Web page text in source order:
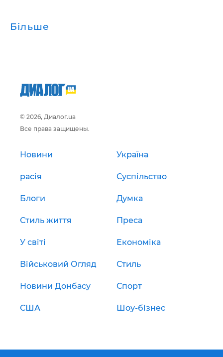
Більше
© 2026, Диалог.ua
Все права защищены.
Новини Україна
расія Суспільство
Блоги Думка
Стиль життя Преса
У світі Економіка
Військовий Огляд Стиль
Новини Донбасу Спорт
США Шоу-бізнес